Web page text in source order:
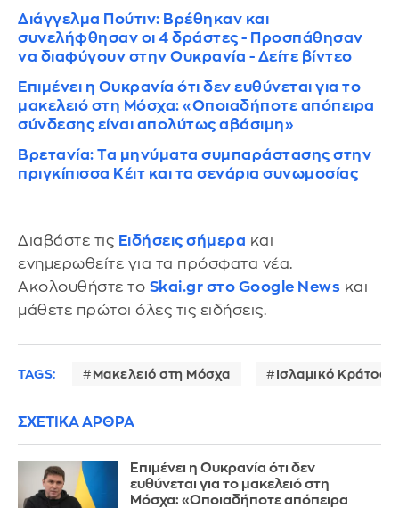
Διάγγελμα Πούτιν: Βρέθηκαν και
συνελήφθησαν οι 4 δράστες - Προσπάθησαν
να διαφύγουν στην Ουκρανία - Δείτε βίντεο
Επιμένει η Ουκρανία ότι δεν ευθύνεται για το
μακελειό στη Μόσχα: «Οποιαδήποτε απόπειρα
σύνδεσης είναι απολύτως αβάσιμη»
Βρετανία: Τα μηνύματα συμπαράστασης στην
πριγκίπισσα Κέιτ και τα σενάρια συνωμοσίας
Διαβάστε τις Ειδήσεις σήμερα και
ενημερωθείτε για τα πρόσφατα νέα.
Ακολουθήστε το Skai.gr στο Google News και
μάθετε πρώτοι όλες τις ειδήσεις.
TAGS: Μακελειό στη Μόσχα Ισλαμικό Κράτος
ΣΧΕΤΙΚΑ ΑΡΘΡΑ
Επιμένει η Ουκρανία ότι δεν
ευθύνεται για το μακελειό στη
Μόσχα: «Οποιαδήποτε απόπειρα